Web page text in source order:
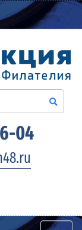
04